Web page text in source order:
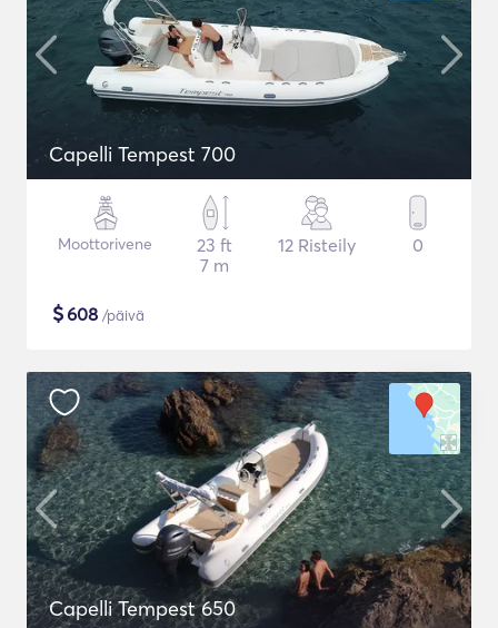
Capelli Tempest 700
Moottorivene
23 ft
7 m
12 Risteily 0
$608 /päivä
Capelli Tempest 650